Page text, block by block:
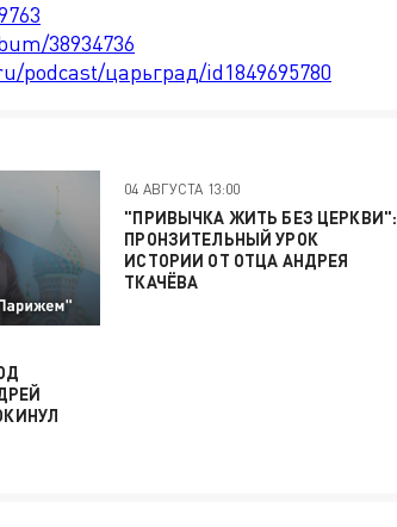
38934736
podcast/царьград/id1849695780
04 АВГУСТА 13:00
"ПРИВЫЧКА ЖИТЬ БЕЗ ЦЕРКВИ":
ПРОНЗИТЕЛЬНЫЙ УРОК
ИСТОРИИ ОТ ОТЦА АНДРЕЯ
ТКАЧЁВА